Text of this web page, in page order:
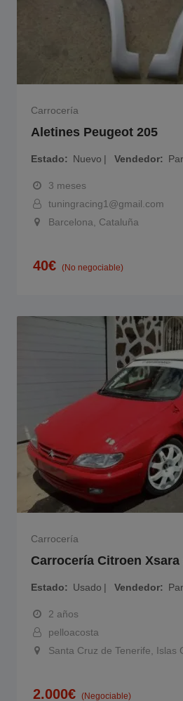
Carrocería
Aletines Peugeot 205
Estado Nuevo Vendedor
3 meses
tuningracing1@gmail.com
Barcelona, Cataluña
40€ (No negociable)
Carrocería
Carrocería Citroen Xsara
Estado Usado Vendedor
2 años
pelloacosta
Santa Cruz de Tenerife, Islas
2.000€ (Negociable)